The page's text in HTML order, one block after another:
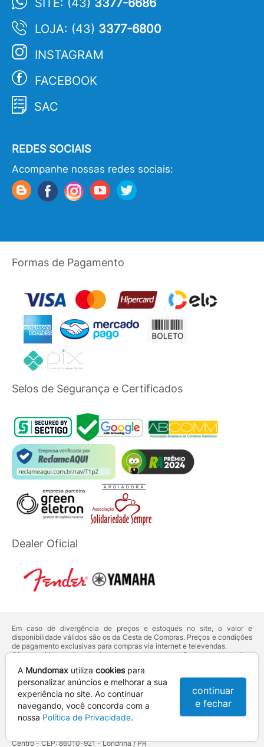
SITE: (43) 3377-6686
LOJA: (43) 3377-6800
INSTAGRAM
FACEBOOK
SAC
REDES SOCIAIS
Acompanhe nossas redes sociais:
Formas de Pagamento
Selos de Segurança e Certificados
Dealer Oficial
Em caso de divergência de preços e estoques no site, o valor e
disponibilidade válidos são os da Cesta de Compras. Preços e condições
de pagamento exclusivas para compras via internet e televendas.
Ofertas válidas até o término de nossos estoques. Para compras acima
deVenda Corporativa.
Os preços apresentados no site prevalecem sobre outros anunciados em
qualquer outro meio de comunicação ou sites de buscas. Código de
Defesa do Consumidor:Lei nº 8.078.
Vendas sujeitas à confirmação de dados e análises de crédito e risco.
Centro - CEP: 86010-921 - Londrina / PR
A Mundomax utiliza cookiespara
personalizar anúncios e melhorar a sua
experiência no site. Ao continuar
navegando, você concorda com a
nossa Política de Privacidade.
continuar
e fechar